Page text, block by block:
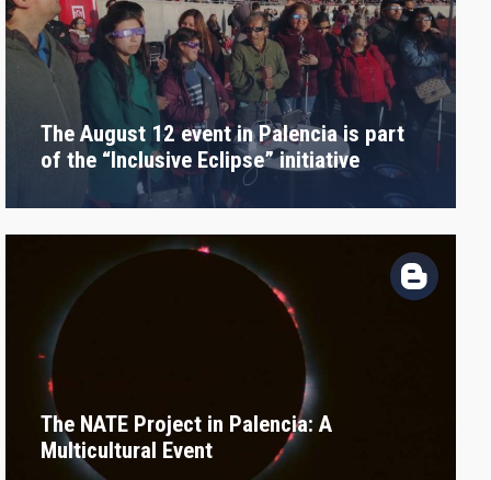
The August 12 event in Palencia is part
of the “Inclusive Eclipse” initiative
The NATE Project in Palencia: A
Multicultural Event